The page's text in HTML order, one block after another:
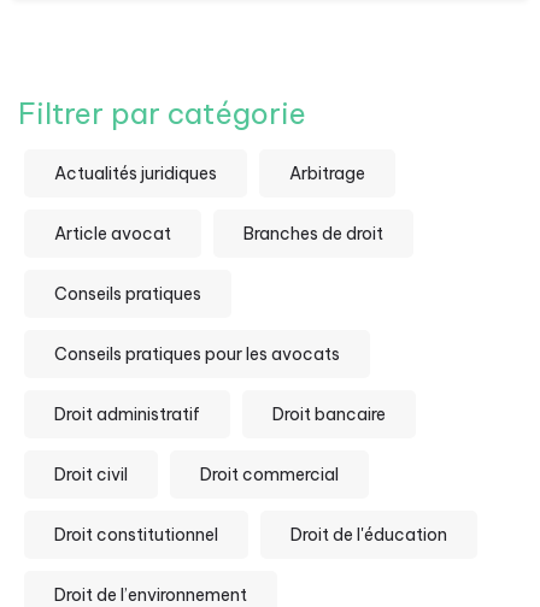
Filtrer par catégorie
Actualités juridiques Arbitrage
Article avocat Branches de droit
Conseils pratiques
Conseils pratiques pour les avocats
Droit administratif Droit bancaire
Droit civil Droit commercial
Droit constitutionnel Droit de l'éducation
Droit de l’environnement